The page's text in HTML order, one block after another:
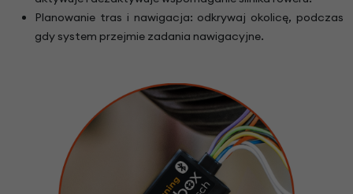
Planowanie tras i nawigacja: odkrywaj okolicę, podczas
gdy system przejmie zadania nawigacyjne.